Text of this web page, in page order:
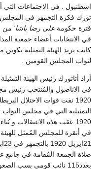
اسطنبول . في الاجتماعات التي
تورك فكرة التجمهر في المجلس
فترة حكومة على رضا باشا' من
في الانتخابات أعضاء جمعية
كانت تريد الهيئة التمثلية
لنواب المجلس القومين .
أراد أتاتورك رئيس الهيئة
1920 نفت قوات الاحتلال
1920 عقب هذه الاعتقالات.و
في أنقرة للمجلس المُمثل للهيئة